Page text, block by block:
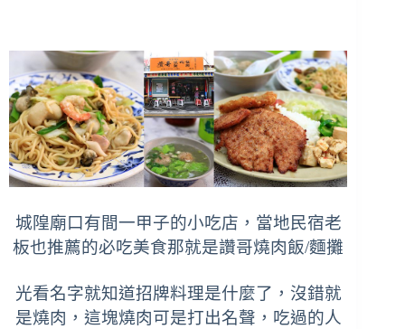
城隍廟口有間一甲子的小吃店，當地民宿老
板也推薦的必吃美食那就是讚哥燒肉飯/麵攤
光看名字就知道招牌料理是什麼了，沒錯就
是燒肉，這塊燒肉可是打出名聲，吃過的人